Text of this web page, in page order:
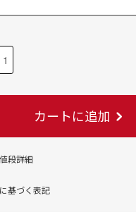
カートに追加
段詳細
基づく表記